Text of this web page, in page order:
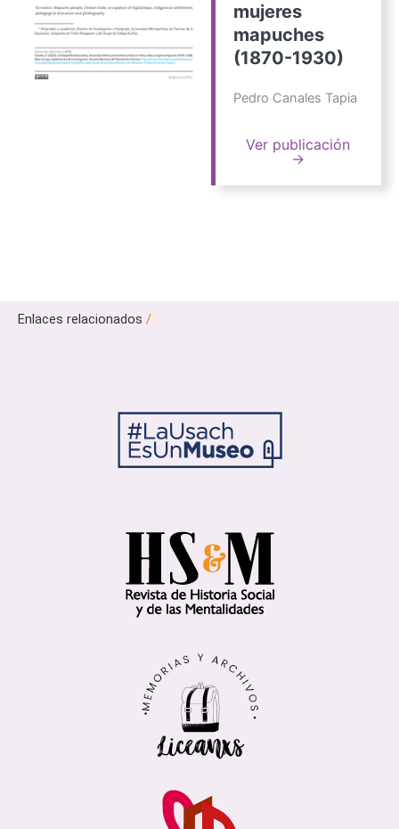
mujeres
mapuches
(1870-1930)
Pedro Canales Tapia
Ver publicación
→
Enlaces relacionados /